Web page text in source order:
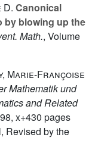
Canonical
by blowing up the
Math., Volume
Marie-Françoise
Mathematik und
and Related
x+430 pages
Revised by the